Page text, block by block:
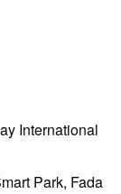
International
Park, Fada